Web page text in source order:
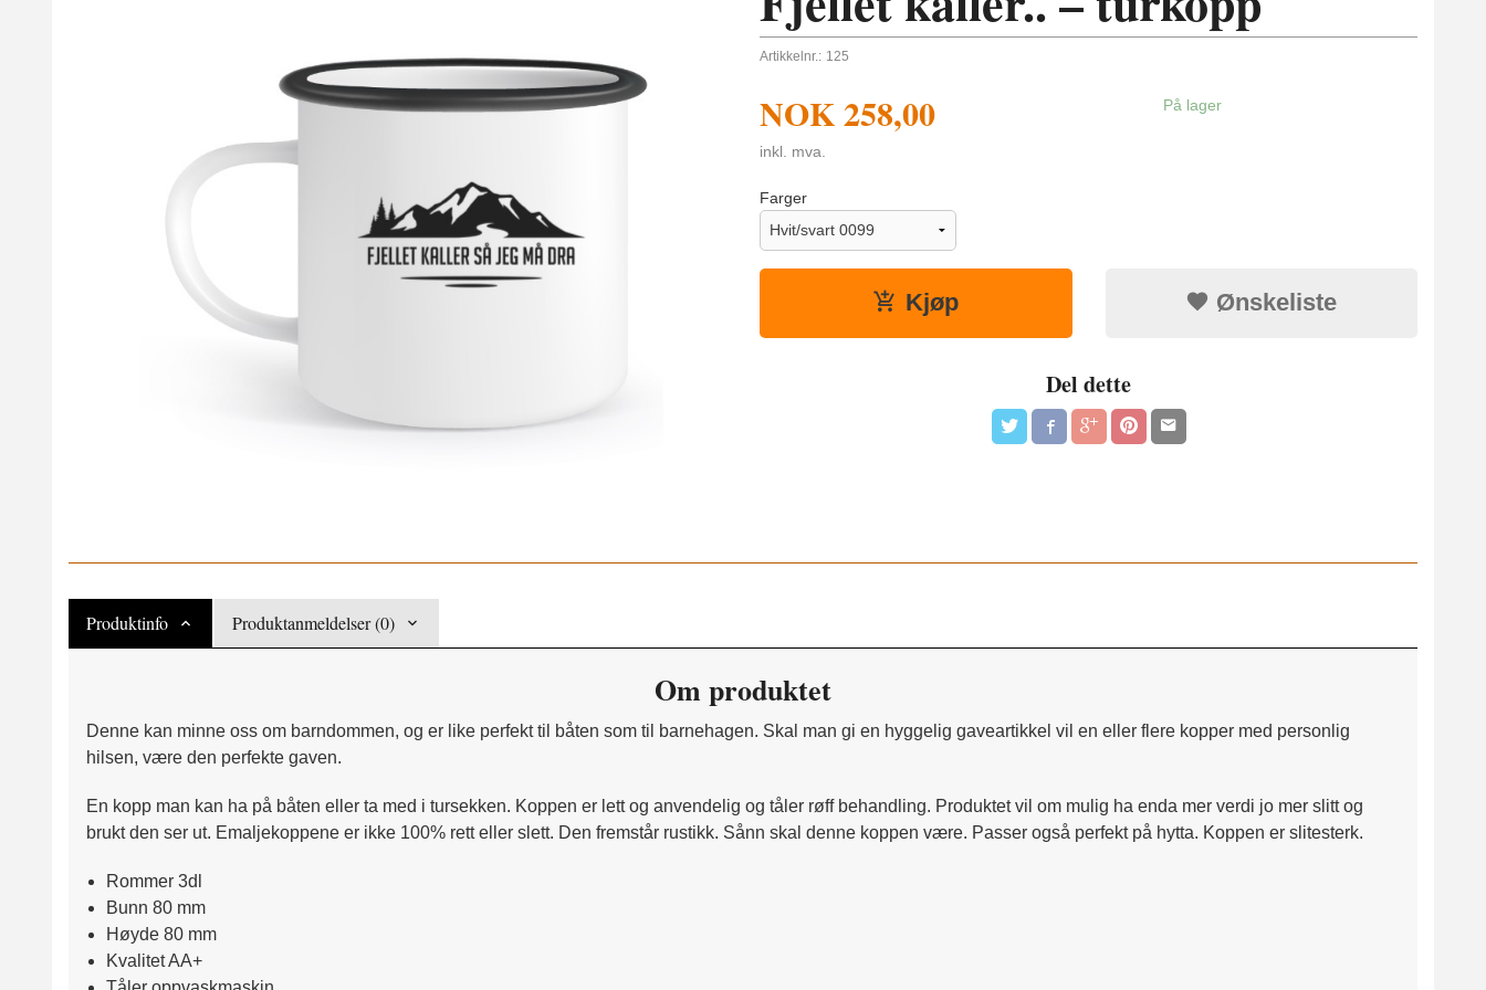
Artikkelnr.: 125
NOK258,00
inkl. mva.
På lager
Farger
Kjøp Ønskeliste
Del dette
Produktinfo Produktanmeldelser (0)
Om produktet
Denne kan minne oss om barndommen, og er like perfekt til båten som til barnehagen. Skal man gi en hyggelig gaveartikkel vil en eller flere kopper med personlig
hilsen, være den perfekte gaven.
En kopp man kan ha på båten eller ta med i tursekken. Koppen er lett og anvendelig og tåler røff behandling. Produktet vil om mulig ha enda mer verdi jo mer slitt og
brukt den ser ut. Emaljekoppene er ikke 100% rett eller slett. Den fremstår rustikk. Sånn skal denne koppen være. Passer også perfekt på hytta. Koppen er slitesterk.
Rommer 3dl
Bunn 80 mm
Høyde 80 mm
Kvalitet AA+